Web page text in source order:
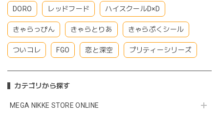
DORO レッドフード ハイスクールD×D
きゃらっぴん きゃらとりあ きゃらぷくシール
ついコレ FGO 恋と深空 プリティーシリーズ
カテゴリから探す
MEGA NIKKE STORE ONLINE